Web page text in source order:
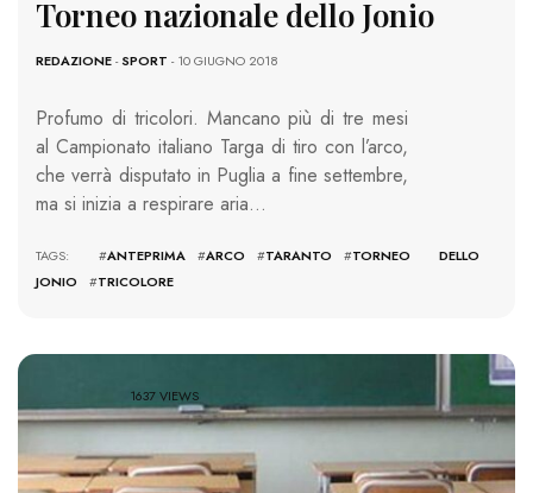
Torneo nazionale dello Jonio
REDAZIONE-SPORT - 10 GIUGNO 2018
Profumo di tricolori. Mancano più di tre mesi
al Campionato italiano Targa di tiro con l’arco,
che verrà disputato in Puglia a fine settembre,
ma si inizia a respirare aria…
TAGS: #ANTEPRIMA #ARCO #TARANTO #TORNEO DELLO
JONIO
#TRICOLORE
1637 VIEWS